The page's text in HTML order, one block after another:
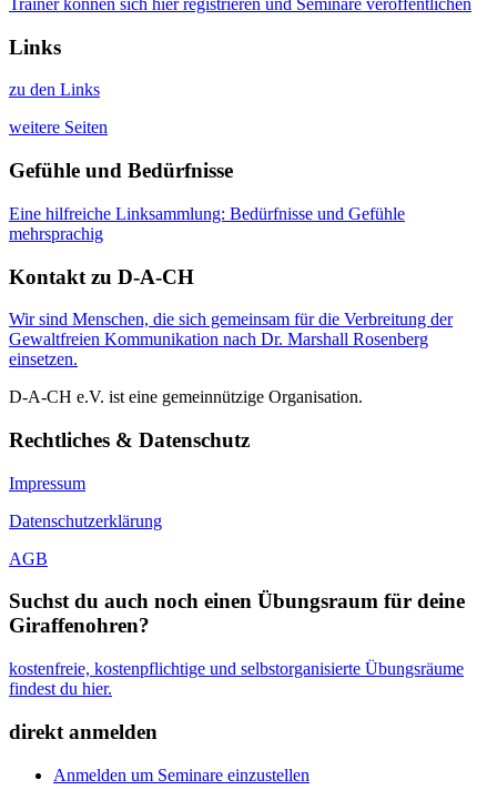
Trainer können sich hier registrieren und Seminare veröffentlichen
Links
zu den Links
weitere Seiten
Gefühle und Bedürfnisse
Eine hilfreiche Linksammlung: Bedürfnisse und Gefühle
mehrsprachig
Kontakt zu D-A-CH
Wir sind Menschen, die sich gemeinsam für die Verbreitung der
Gewaltfreien Kommunikation nach Dr. Marshall Rosenberg
einsetzen.
D-A-CH e.V. ist eine gemeinnützige Organisation.
Rechtliches & Datenschutz
Impressum
Datenschutzerklärung
AGB
Suchst du auch noch einen Übungsraum für deine
Giraffenohren?
kostenfreie, kostenpflichtige und selbstorganisierte Übungsräume
findest du hier.
direkt anmelden
Anmelden um Seminare einzustellen